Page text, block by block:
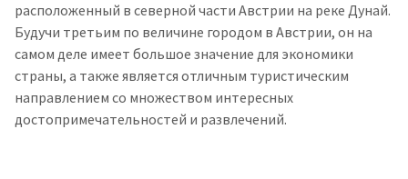
расположенный в северной части Австрии на реке Дунай.
Будучи третьим по величине городом в Австрии, он на
самом деле имеет большое значение для экономики
страны, а также является отличным туристическим
направлением со множеством интересных
достопримечательностей и развлечений.